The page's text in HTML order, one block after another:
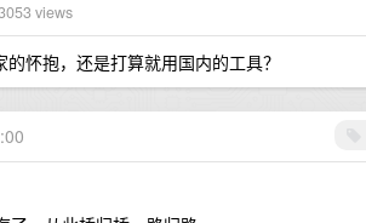
views
怀抱，还是打算就用国内的工具？